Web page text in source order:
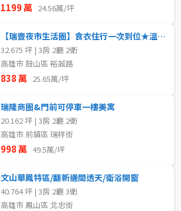
1199 萬 24.56萬/坪
【瑞豐夜市生活圈】食衣住行一次到位★溫馨美寓
32.675 坪 | 3房 2廳 2衛
高雄市 鼓山區 裕誠路
838 萬 25.65萬/坪
瑞隆商圈&門前可停車一樓美寓
20.162 坪 | 3房 2廳 2衛
高雄市 前鎮區 瑞祥街
998 萬 49.5萬/坪
文山華鳳特區/翻新邊間透天/衛浴開窗
40.764 坪 | 3房 2廳 3衛
高雄市 鳳山區 北忠街